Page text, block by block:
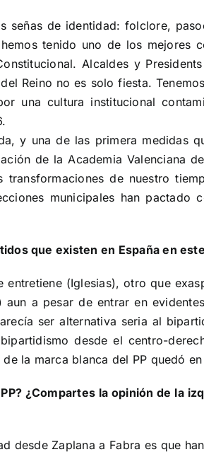
señas de identidad: folclore,
tenido uno de los mejores
Alcaldes y
Reino no es solo fiesta.
una cultura institucional
y una de las primera medidas
de la Academia Valenciana
de nuestro
municipales han pactado
que existen en España en
(Iglesias), otro que
a pesar de entrar en
ser alternativa seria al
desde el centro-
la marca blanca del PP quedó
¿Compartes la opinión de la
desde Zaplana a Fabra es que